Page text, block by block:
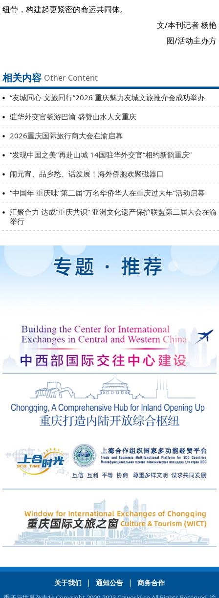
纽带，构建起更紧密的命运共同体。
文/本刊记者 杨艳
图/活动主办方
相关内容 Other Content
“友城同心 文旅同行”2026 重庆魅力友城文旅推介会成功举办
驻华外交官畅游巴渝 盛赞山水人文重庆
2026重庆国际旅行商大会在渝启幕
“发现中国之美”再赴山城 14国驻华外交官“相约新韵重庆”
闹元宵、品乡愁、话发展！海外侨胞欢聚磁器口
“中国年 重庆味”第二届“万名华侨华人在重庆过大年”活动启幕
汇聚合力 达成“重庆共识” 亚洲文化遗产保护联盟第二届大会在渝
举行
关于我们 | 通知公告 | 商务合作